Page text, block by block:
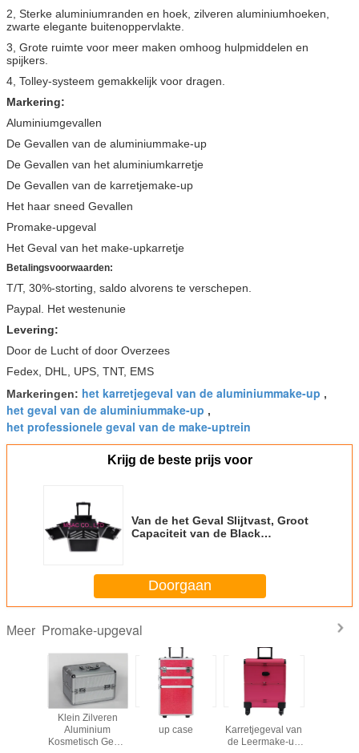
2, Sterke aluminiumranden en hoek, zilveren aluminiumhoeken,
zwarte elegante buitenoppervlakte.
3, Grote ruimte voor meer maken omhoog hulpmiddelen en
spijkers.
4, Tolley-systeem gemakkelijk voor dragen.
Markering:
Aluminiumgevallen
De Gevallen van de aluminiummake-up
De Gevallen van het aluminiumkarretje
De Gevallen van de karretjemake-up
Het haar sneed Gevallen
Promake-upgeval
Het Geval van het make-upkarretje
Betalingsvoorwaarden:
T/T, 30%-storting, saldo alvorens te verschepen.
Paypal. Het westenunie
Levering:
Door de Lucht of door Overzees
Fedex, DHL, UPS, TNT, EMS
Markeringen: het karretjegeval van de aluminiummake-up ,
het geval van de aluminiummake-up ,
het professionele geval van de make-uptrein
Krijg de beste prijs voor
Van de het Geval Slijtvast, Groot
Capaciteit van de Black
Doorgaan
Meer Promake-upgeval
Klein Zilveren
Aluminium
Kosmetisch Geval
3 in 1 Pro make-
up case
Roze het
Karretjegeval van
de Leermake-up